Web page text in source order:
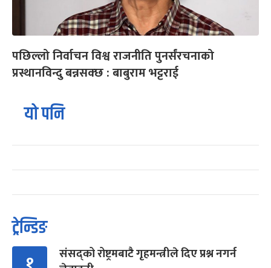
पछिल्लो निर्वाचन विश्व राजनीति पुनर्संरचनाको
प्रस्थानविन्दु बन्नसक्छ : बाबुराम भट्टराई
यो पनि
ट्रेन्डिङ
संसद्को रोष्ट्रमबाटै गृहमन्त्रीले दिए प्रश्न नगर्न